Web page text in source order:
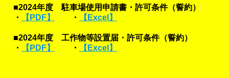
■2024年度 駐車場使用申請書・許可条件（誓約）
・
【PDF】 ・ 【Excel】
■2024年度 工作物等設置届・許可条件（誓約）
・
【PDF】 ・ 【Excel】